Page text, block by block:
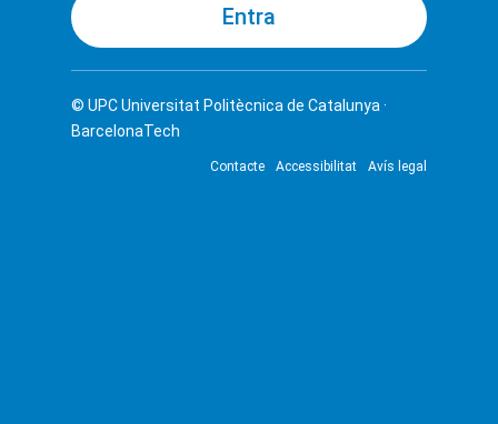
© UPCUniversitat Politècnica de Catalunya ·
BarcelonaTech
Contacte Accessibilitat Avís legal